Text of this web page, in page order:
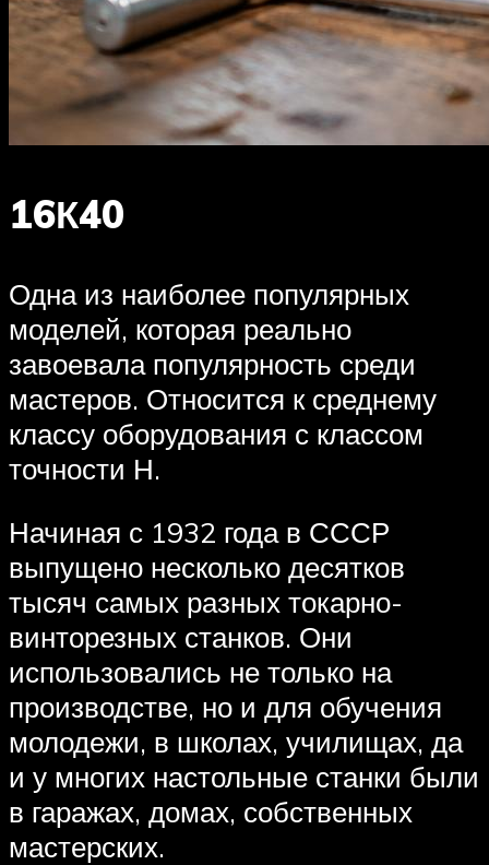
16К40
Одна из наиболее популярных
моделей, которая реально
завоевала популярность среди
мастеров. Относится к среднему
классу оборудования с классом
точности Н.
Начиная с 1932 года в СССР
выпущено несколько десятков
тысяч самых разных токарно-
винторезных станков. Они
использовались не только на
производстве, но и для обучения
молодежи, в школах, училищах, да
и у многих настольные станки были
в гаражах, домах, собственных
мастерских.